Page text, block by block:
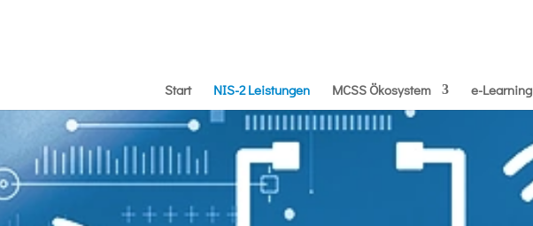
Start NIS-2 Leistungen MCSS Ökosystem e-Learning